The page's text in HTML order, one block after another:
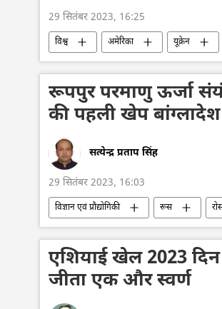
29 सितंबर 2023, 16:25
विश्व अमेरिका यूक्रेन
एलन मस्क
वाशिंगटन डीसी
यूक्रेन सशस्त्र बल
यूक्रेन की सुरक्षा सेवा
रूपपुर परमाणु ऊर्जा
की पहली खेप
सत्येन्द्र प्रताप सिंह
29 सितंबर 2023, 16:03
विज्ञान एवं प्रौद्योगिकी रूस
नाभिकीय शक्ति संयंत्र
ऊर्जा क्षेत्र
द्विपक्षीय रिश्ते
हरित ऊर्जा
एशियाई खेल 2023
जीता एक और स्वर्ण